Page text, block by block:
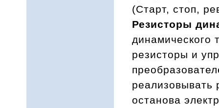
(Старт, стоп,
Резисторы
динамического
резисторы и
реализовывать
останова